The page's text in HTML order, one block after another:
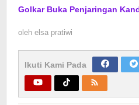
Golkar Buka Penjaringan
olehelsa pratiwi
Ikuti Kami Pada